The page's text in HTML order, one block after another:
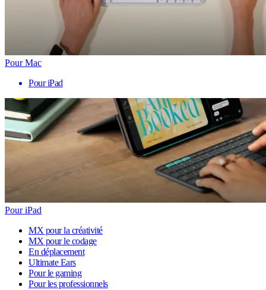
Pour Mac
Pour iPad
Pour iPad
MX pour la créativité
MX pour le codage
En déplacement
Ultimate Ears
Pour le gaming
Pour les professionnels